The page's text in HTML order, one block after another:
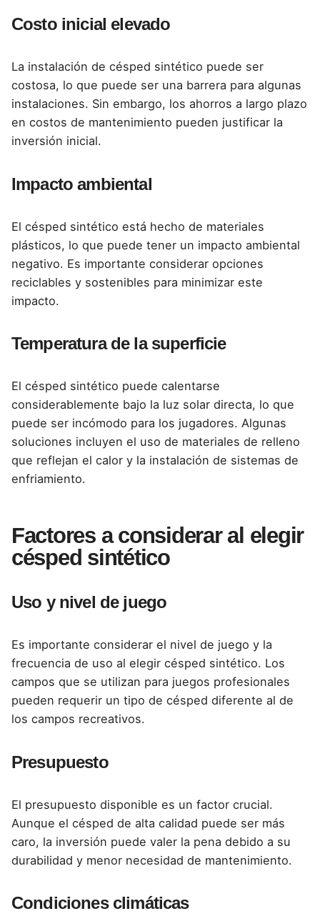
Costo inicial elevado
La instalación de césped sintético puede ser
costosa, lo que puede ser una barrera para algunas
instalaciones. Sin embargo, los ahorros a largo plazo
en costos de mantenimiento pueden justificar la
inversión inicial.
Impacto ambiental
El césped sintético está hecho de materiales
plásticos, lo que puede tener un impacto ambiental
negativo. Es importante considerar opciones
reciclables y sostenibles para minimizar este
impacto.
Temperatura de la superficie
El césped sintético puede calentarse
considerablemente bajo la luz solar directa, lo que
puede ser incómodo para los jugadores. Algunas
soluciones incluyen el uso de materiales de relleno
que reflejan el calor y la instalación de sistemas de
enfriamiento.
Factores a considerar al elegir
césped sintético
Uso y nivel de juego
Es importante considerar el nivel de juego y la
frecuencia de uso al elegir césped sintético. Los
campos que se utilizan para juegos profesionales
pueden requerir un tipo de césped diferente al de
los campos recreativos.
Presupuesto
El presupuesto disponible es un factor crucial.
Aunque el césped de alta calidad puede ser más
caro, la inversión puede valer la pena debido a su
durabilidad y menor necesidad de mantenimiento.
Condiciones climáticas